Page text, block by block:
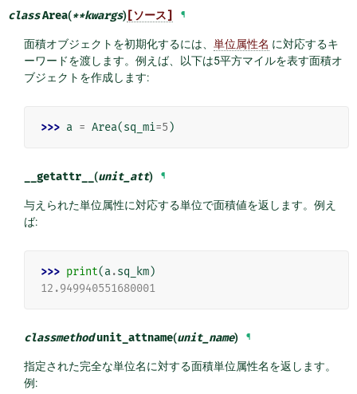
classArea(**kwargs) [ソース] ¶
面積オブジェクトを初期化するには、 単位属性名 に対応するキ
ーワードを渡します。例えば、以下は5平方マイルを表す面積オ
ブジェクトを作成します:
>>> a = Area(sq_mi=5 )
__getattr__ (unit_att) ¶
与えられた単位属性に対応する単位で面積値を返します。例え
ば:
>>> print(a.sq_km)
12.949940551680001
classmethod unit_attname(unit_name) ¶
指定された完全な単位名に対する面積単位属性名を返します。
例: